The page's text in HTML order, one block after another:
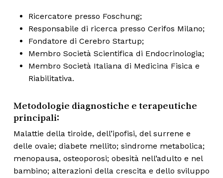
Ricercatore presso Foschung;
Responsabile di ricerca presso Cerifos Milano;
Fondatore di Cerebro Startup;
Membro Società Scientifica di Endocrinologia;
Membro Società Italiana di Medicina Fisica e
Riabilitativa.
Metodologie diagnostiche e terapeutiche
principali:
Malattie della tiroide, dell’ipofisi, del surrene e
delle ovaie; diabete mellito; sindrome metabolica;
menopausa, osteoporosi; obesità nell’adulto e nel
bambino; alterazioni della crescita e dello sviluppo